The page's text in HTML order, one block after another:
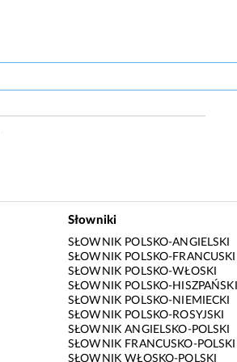
Słowniki
SŁOWNIK POLSKO-ANGIELSKI
SŁOWNIK POLSKO-FRANCUSKI
SŁOWNIK POLSKO-WŁOSKI
SŁOWNIK POLSKO-HISZPAŃSKI
SŁOWNIK POLSKO-NIEMIECKI
SŁOWNIK POLSKO-ROSYJSKI
SŁOWNIK ANGIELSKO-POLSKI
SŁOWNIK FRANCUSKO-POLSKI
SŁOWNIK WŁOSKO-POLSKI